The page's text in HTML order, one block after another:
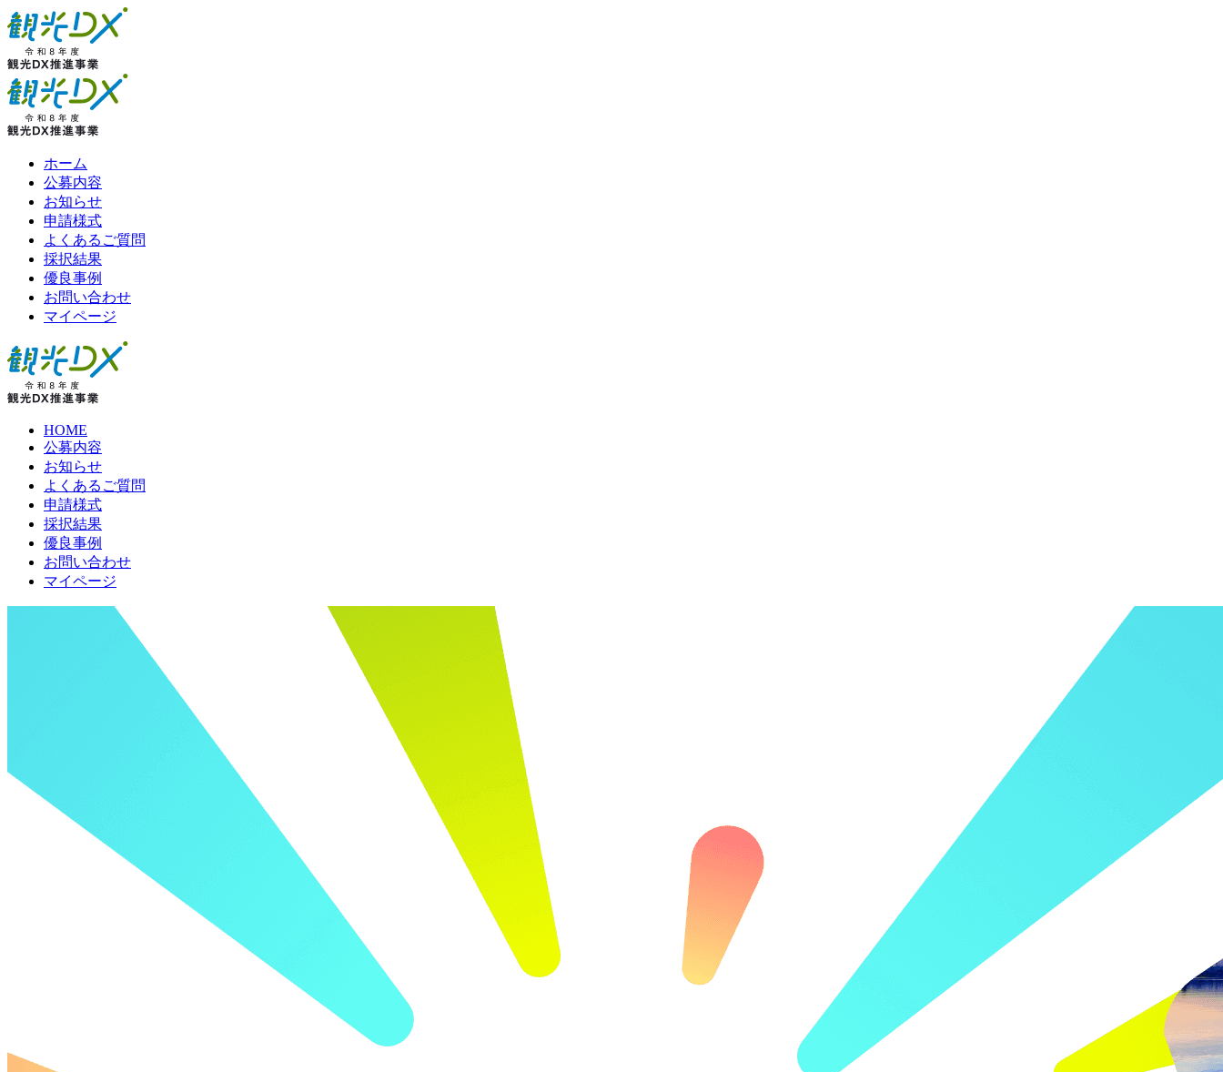
ホーム
公募内容
お知らせ
申請様式
よくあるご質問
採択結果
優良事例
お問い合わせ
マイページ
HOME
公募内容
お知らせ
よくあるご質問
申請様式
採択結果
優良事例
お問い合わせ
マイページ